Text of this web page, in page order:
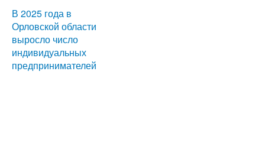
В 2025 года в
Орловской области
выросло число
индивидуальных
предпринимателей